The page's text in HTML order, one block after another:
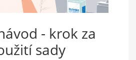
- krok za
sady